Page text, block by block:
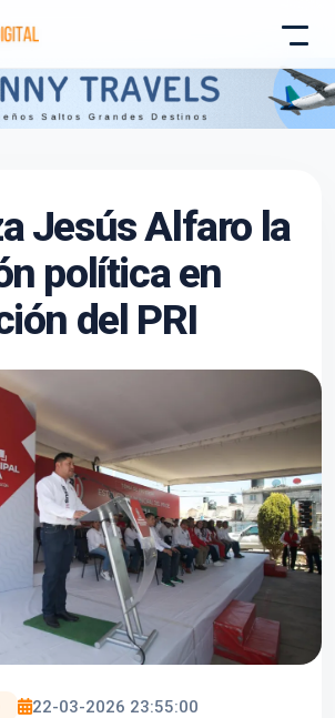
Jesús Alfaro la
política en
del PRI
22-03-2026 23:55:00